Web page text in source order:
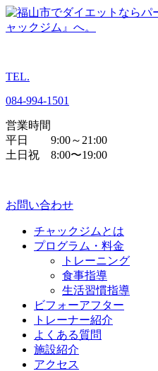
TEL.
084-994-1501
営業時間
平日 9:00～21:00
土日祝 8:00〜19:00
お問い合わせ
チャックジムとは
プログラム・料金
トレーニング
食事指導
生活習慣指導
ビフォーアフター
トレーナー紹介
よくある質問
施設紹介
アクセス